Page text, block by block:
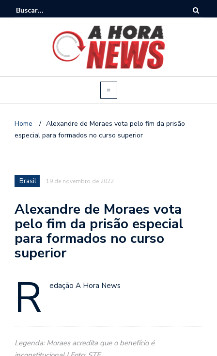
Home / Alexandre de Moraes vota pelo fim da prisão
especial para formados no curso superior
Brasil 19 de novembro de 2022
Alexandre de Moraes vota
pelo fim da prisão especial
para formados no curso
superior
R edação A Hora News
Legenda: Moraes acredita que o benefício é